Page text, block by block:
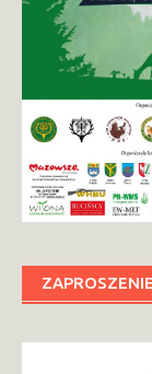
ZAPROSZENIE